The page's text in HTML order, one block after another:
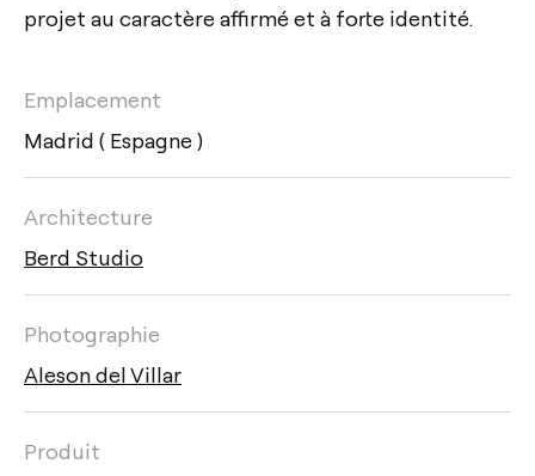
projet au caractère affirmé et à forte identité.
Emplacement
Madrid ( Espagne )
Architecture
Berd Studio
Photographie
Aleson del Villar
Produit